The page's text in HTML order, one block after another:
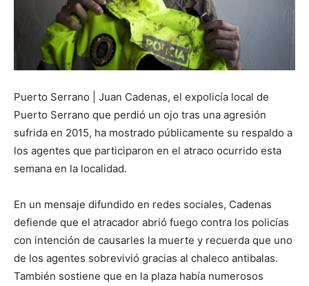
Puerto Serrano | Juan Cadenas, el expolicía local de
Puerto Serrano que perdió un ojo tras una agresión
sufrida en 2015, ha mostrado públicamente su respaldo a
los agentes que participaron en el atraco ocurrido esta
semana en la localidad.
En un mensaje difundido en redes sociales, Cadenas
defiende que el atracador abrió fuego contra los policías
con intención de causarles la muerte y recuerda que uno
de los agentes sobrevivió gracias al chaleco antibalas.
También sostiene que en la plaza había numerosos